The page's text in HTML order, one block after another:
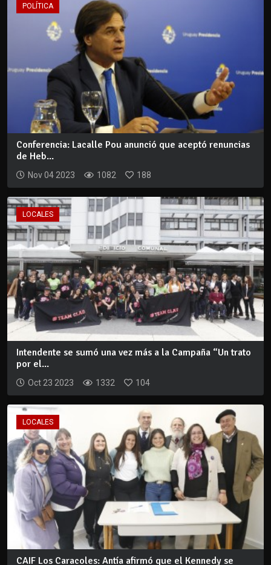
POLÍTICA
Conferencia: Lacalle Pou anunció que aceptó renuncias
de Heb...
Nov 04 2023 1082 188
LOCALES
Intendente se sumó una vez más a la Campaña “Un trato
por el...
Oct 23 2023 1332 104
LOCALES
CAIF Los Caracoles: Antía afirmó que el Kennedy se